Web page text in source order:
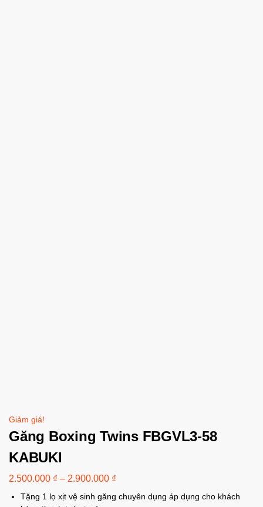
Giảm giá!
Găng Boxing Twins FBGVL3-58
KABUKI
2.500.000 ₫ – 2.900.000 ₫
Tặng 1 lọ xịt vệ sinh găng chuyên dụng áp dụng cho khách